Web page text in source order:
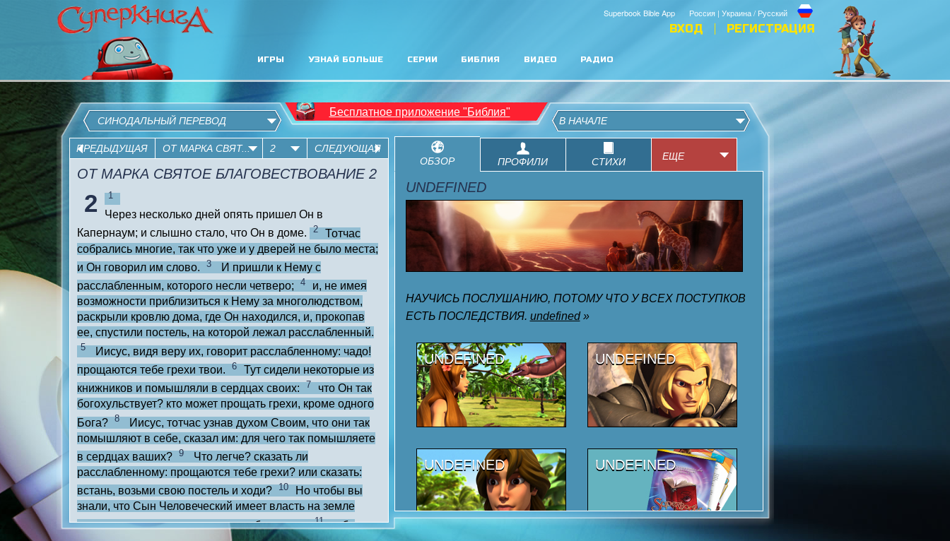
Россия | Украина / Русский
Superbook Bible App
ВХОД РЕГИСТРАЦИЯ
ИГРЫ УЗНАЙ БОЛЬШЕ СЕРИИ БИБЛИЯ ВИДЕО РАДИО